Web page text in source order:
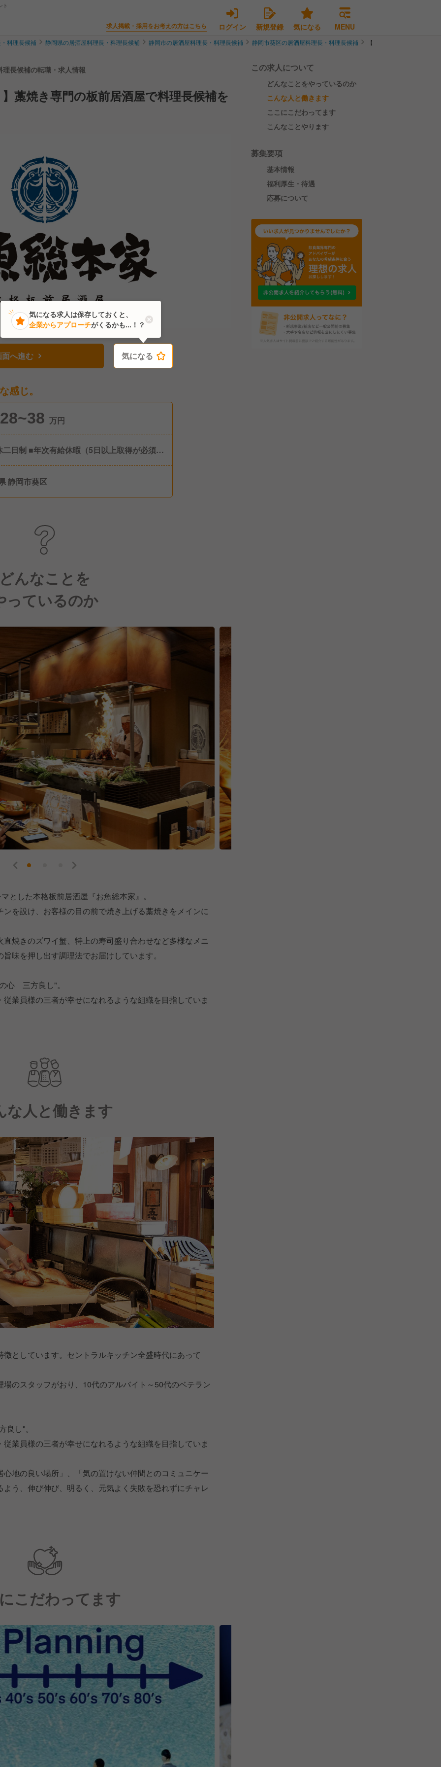
ト
求人掲載・採用をお考えの方はこちら ログイン 新規登録 気になる MENU
料理長候補 静岡県の居酒屋料理長・料理長候補 静岡市の居酒屋料理長・料理長候補 静岡市葵区の居酒屋料理長・料理長候補 【福利厚生充実×8連休あ
長候補の転職・求人情報
藁焼き専門の板前居酒屋で料理長候補を
へ進む 気になる
感じ。
28~38 万円
二日制 ■年次有給休暇（5日以上取得が必須の
滅年次有給積立制度（失効した有給休暇を積
気やけがの治療等が発生した際に利用できる
静岡市葵区
んなことを
っているのか
とした本格板前居酒屋『お魚総本家』。
を設け、お客様の目の前で焼き上げる藁焼きをメインに
焼きのズワイ蟹、特上の寿司盛り合わせなど多様なメニ
味を押し出す調理法でお届けしています。
心 三方良し"。
業員様の三者が幸せになれるような組織を目指していま
な人と働きます
としています。セントラルキッチン全盛時代にあって
のスタッフがおり、10代のアルバイト～50代のベテラン
し"。
業員様の三者が幸せになれるような組織を目指していま
地の良い場所」、「気の置けない仲間とのコミュニケー
う、伸び伸び、明るく、元気よく失敗を恐れずにチャレ
こだわってます
この求人について
どんなことをやっているのか
こんな人と働きます
ここにこだわってます
こんなことやります
募集要項
基本情報
福利厚生・待遇
応募について
気になる
気になる求人は保存しておくと、
企業からアプローチがくるかも...！？